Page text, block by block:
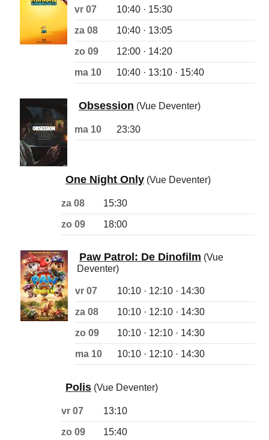
vr 07 10:40 · 15:30
za 08 10:40 · 13:05
zo 09 12:00 · 14:20
ma 10 10:40 · 13:10 · 15:40
Obsession (Vue Deventer)
ma 10 23:30
One Night Only (Vue Deventer)
za 08 15:30
zo 09 18:00
Paw Patrol: De Dinofilm (Vue
Deventer)
vr 07 10:10 · 12:10 · 14:30
za 08 10:10 · 12:10 · 14:30
zo 09 10:10 · 12:10 · 14:30
ma 10 10:10 · 12:10 · 14:30
Polis (Vue Deventer)
vr 07 13:10
zo 09 15:40